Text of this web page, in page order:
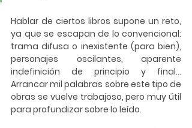
Hablar de ciertos libros supone un reto,
ya que se escapan de lo convencional:
trama difusa o inexistente (para bien),
personajes oscilantes, aparente
indefinición de principio y final…
Arrancar mil palabras sobre este tipo de
obras se vuelve trabajoso, pero muy útil
para profundizar sobre lo leído.